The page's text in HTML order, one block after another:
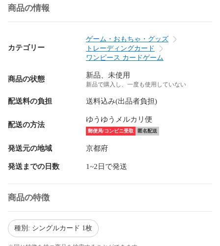
商品の情報
カテゴリー
ゲーム・おもちゃ・グッズ
トレーディングカード
ワンピース カードゲーム
商品の状態 新品、未使用
新品で購入し、一度も使用していない
配送料の負担 送料込み(出品者負担)
配送の方法
ゆうゆうメルカリ便
郵便局/コンビニ受取 匿名配送
発送元の地域 京都府
発送までの日数 1~2日で発送
商品の特徴
種別: シングルカード 1枚